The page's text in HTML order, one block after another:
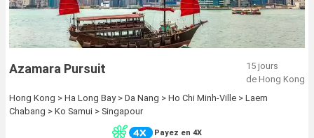
Azamara Pursuit
15 jours
de Hong Kong
Hong Kong > Ha Long Bay > Da Nang > Ho Chi Minh-Ville > Laem
Chabang > Ko Samui > Singapour
Payez en 4X